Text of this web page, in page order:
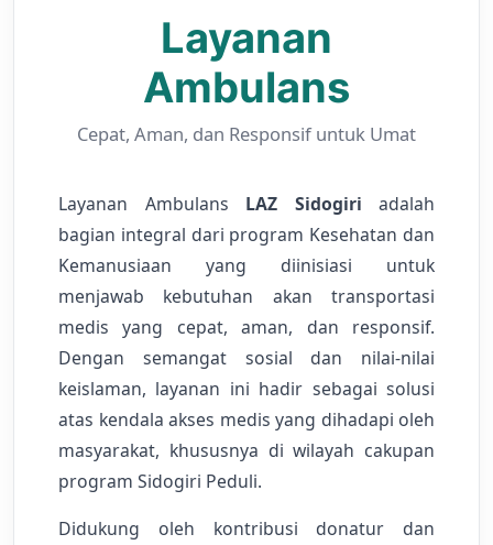
Donasi
Layanan
Ambulans
Cepat, Aman, dan Responsif untuk Umat
Layanan Ambulans LAZ Sidogiri adalah
bagian integral dari program Kesehatan dan
Kemanusiaan yang diinisiasi untuk
menjawab kebutuhan akan transportasi
medis yang cepat, aman, dan responsif.
Dengan semangat sosial dan nilai-nilai
keislaman, layanan ini hadir sebagai solusi
atas kendala akses medis yang dihadapi oleh
masyarakat, khususnya di wilayah cakupan
program Sidogiri Peduli.
Didukung oleh kontribusi donatur dan